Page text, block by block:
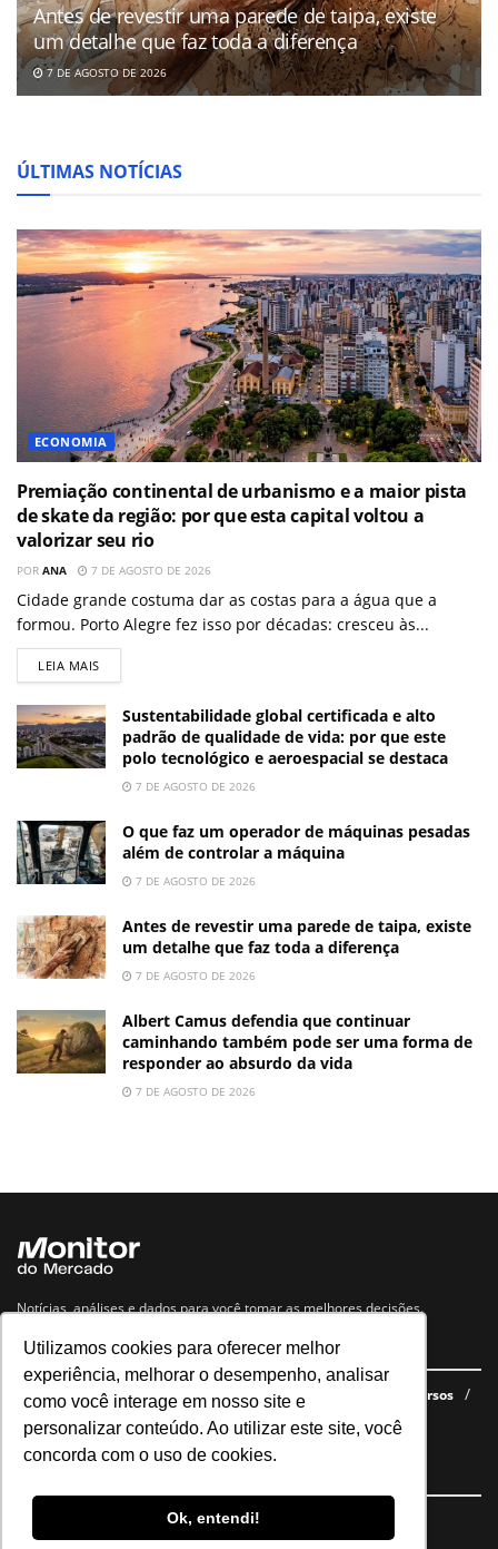
Utilizamos cookies para oferecer melhor
experiência, melhorar o desempenho, analisar
como você interage em nosso site e
personalizar conteúdo. Ao utilizar este site, você
concorda com o uso de cookies.
Ok, entendi!
Antes de revestir uma parede de taipa, existe
um detalhe que faz toda a diferença
7 DE AGOSTO DE 2026
ÚLTIMAS NOTÍCIAS
ECONOMIA
Premiação continental de urbanismo e a maior pista
de skate da região: por que esta capital voltou a
valorizar seu rio
POR ANA 7 DE AGOSTO DE 2026
Cidade grande costuma dar as costas para a água que a
formou. Porto Alegre fez isso por décadas: cresceu às...
LEIA MAIS
Sustentabilidade global certificada e alto
padrão de qualidade de vida: por que este
polo tecnológico e aeroespacial se destaca
7 DE AGOSTO DE 2026
O que faz um operador de máquinas pesadas
além de controlar a máquina
7 DE AGOSTO DE 2026
Antes de revestir uma parede de taipa, existe
um detalhe que faz toda a diferença
7 DE AGOSTO DE 2026
Albert Camus defendia que continuar
caminhando também pode ser uma forma de
responder ao absurdo da vida
7 DE AGOSTO DE 2026
Notícias, análises e dados para você tomar as melhores decisões.
Navegue no site
Últimas notícias Quem somos E-books gratuitos
Cursos
Política de privacidade